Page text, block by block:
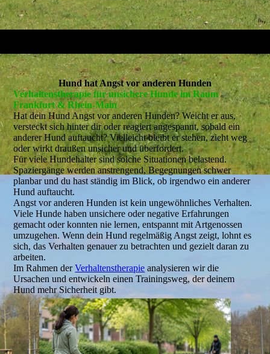
Hund hat Angst vor anderen Hunden
Verhaltenstherapie für unsichere Hunde im Raum
Frankfurt & Rhein-Main
Hat dein Hund Angst vor anderen Hunden? Weicht er aus,
versteckt sich hinter dir oder reagiert angespannt, sobald ein
anderer Hund auftaucht? Vielleicht bleibt er stehen, zieht weg
oder wirkt draußen unsicher und überfordert.
Für viele Hundehalter sind solche Situationen belastend.
Spaziergänge werden anstrengend, Begegnungen schwer
planbar und du hast ständig im Blick, ob irgendwo ein anderer
Hund auftaucht.
Angst vor anderen Hunden ist kein ungewöhnliches Verhalten.
Viele Hunde haben unsichere oder negative Erfahrungen
gemacht oder konnten nie lernen, entspannt mit Artgenossen
umzugehen. Wenn dein Hund regelmäßig Angst zeigt, lohnt es
sich, das Verhalten genauer zu betrachten und gezielt daran zu
arbeiten.
Im Rahmen derVerhaltenstherapie analysieren wir die
Ursachen und entwickeln einen Trainingsweg, der deinem
Hund mehr Sicherheit gibt.